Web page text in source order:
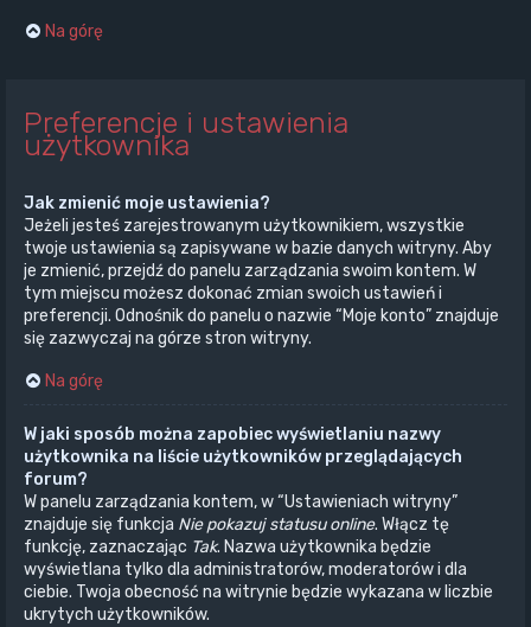
Na górę
Preferencje i ustawienia
użytkownika
Jak zmienić moje ustawienia?
Jeżeli jesteś zarejestrowanym użytkownikiem, wszystkie
twoje ustawienia są zapisywane w bazie danych witryny. Aby
je zmienić, przejdź do panelu zarządzania swoim kontem. W
tym miejscu możesz dokonać zmian swoich ustawień i
preferencji. Odnośnik do panelu o nazwie “Moje konto” znajduje
się zazwyczaj na górze stron witryny.
Na górę
W jaki sposób można zapobiec wyświetlaniu nazwy
użytkownika na liście użytkowników przeglądających
forum?
W panelu zarządzania kontem, w “Ustawieniach witryny”
znajduje się funkcja Nie pokazuj statusu online. Włącz tę
funkcję, zaznaczając Tak. Nazwa użytkownika będzie
wyświetlana tylko dla administratorów, moderatorów i dla
ciebie. Twoja obecność na witrynie będzie wykazana w liczbie
ukrytych użytkowników.